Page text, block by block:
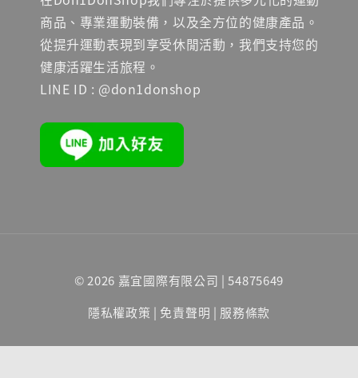
商品、專業運動裝備，以及全方位的健康產品。
從提升運動表現到享受休閒活動，我們支持您的
健康活躍生活旅程。
LINE ID : @don1donshop
© 2026 嘉宜國際有限公司 | 54875649
隱私權政策 | 免責聲明 | 服務條款